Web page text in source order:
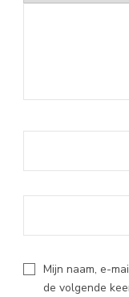
Mijn naam, e-
de volgende